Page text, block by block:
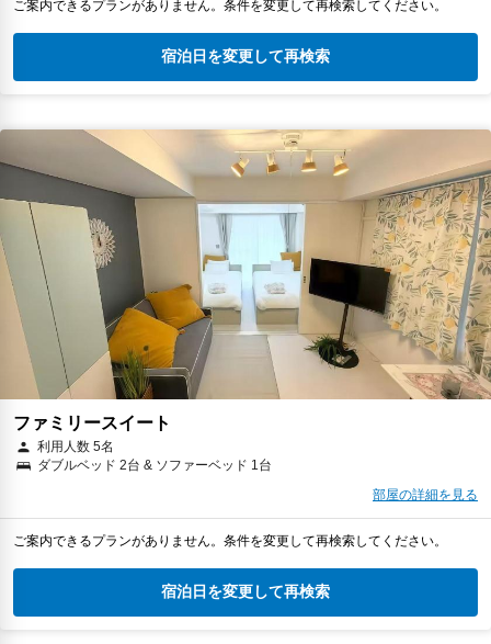
ご案内できるプランがありません。条件を変更して再検索してください。
宿泊日を変更して再検索
ファミリースイート
利用人数 5名
ダブルベッド 2台 & ソファーベッド 1台
部屋の詳細を見る
ご案内できるプランがありません。条件を変更して再検索してください。
宿泊日を変更して再検索